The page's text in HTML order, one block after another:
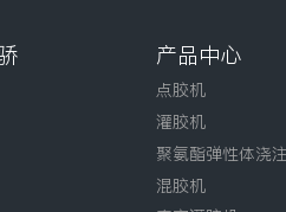
产品中心
点胶机
灌胶机
聚氨酯弹性体浇
混胶机